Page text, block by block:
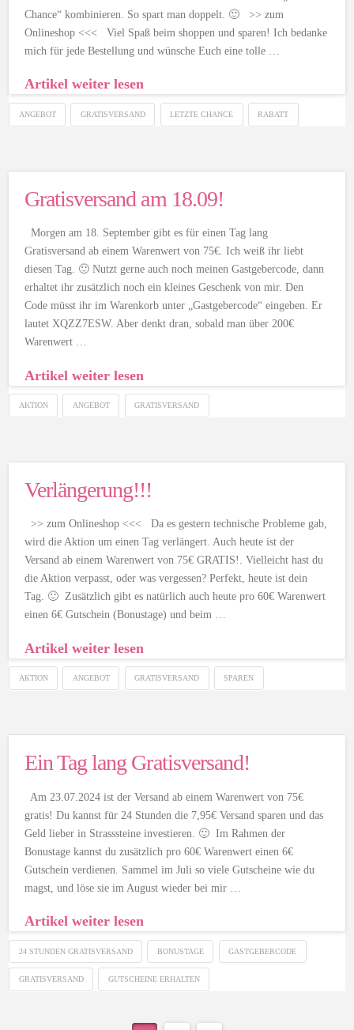
Chance“ kombinieren. So spart man doppelt. 🙂 >> zum
Onlineshop <<< Viel Spaß beim shoppen und sparen! Ich bedanke
mich für jede Bestellung und wünsche Euch eine tolle …
Artikel weiter lesen
ANGEBOT GRATISVERSAND LETZTE CHANCE RABATT
Gratisversand am 18.09!
Morgen am 18. September gibt es für einen Tag lang
Gratisversand ab einem Warenwert von 75€. Ich weiß ihr liebt
diesen Tag. 🙂 Nutzt gerne auch noch meinen Gastgebercode, dann
erhaltet ihr zusätzlich noch ein kleines Geschenk von mir. Den
Code müsst ihr im Warenkorb unter „Gastgebercode“ eingeben. Er
lautet XQZZ7ESW. Aber denkt dran, sobald man über 200€
Warenwert …
Artikel weiter lesen
AKTION ANGEBOT GRATISVERSAND
Verlängerung!!!
>> zum Onlineshop <<< Da es gestern technische Probleme gab,
wird die Aktion um einen Tag verlängert. Auch heute ist der
Versand ab einem Warenwert von 75€ GRATIS!. Vielleicht hast du
die Aktion verpasst, oder was vergessen? Perfekt, heute ist dein
Tag. 🙂 Zusätzlich gibt es natürlich auch heute pro 60€ Warenwert
einen 6€ Gutschein (Bonustage) und beim …
Artikel weiter lesen
AKTION ANGEBOT GRATISVERSAND SPAREN
Ein Tag lang Gratisversand!
Am 23.07.2024 ist der Versand ab einem Warenwert von 75€
gratis! Du kannst für 24 Stunden die 7,95€ Versand sparen und das
Geld lieber in Strasssteine investieren. 🙂 Im Rahmen der
Bonustage kannst du zusätzlich pro 60€ Warenwert einen 6€
Gutschein verdienen. Sammel im Juli so viele Gutscheine wie du
magst, und löse sie im August wieder bei mir …
Artikel weiter lesen
24 STUNDEN GRATISVERSAND BONUSTAGE GASTGEBERCODE
GRATISVERSAND GUTSCHEINE ERHALTEN